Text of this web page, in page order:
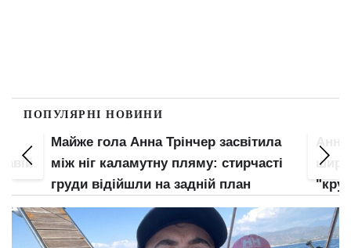
ПОПУЛЯРНІ НОВИНИ
Майже гола Анна Трінчер засвітила
між ніг каламутну пляму: стирчасті
груди відійшли на задній план